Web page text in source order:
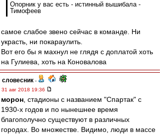
Опорник у вас есть - истинный вышибала -
Тимофеев
самое слабое звено сейчас в команде. Ни
украсть, ни покараулить.
Вот его бы я махнул не глядя с доплатой хоть
на Гулиева, хоть на Коновалова
словесник -
31 авг 2018 19:36
морон , стадионы с названием "Спартак" с
1930-х годов и по нынешнее время
благополучно существуют в различных
городах. Во множестве. Видимо, люди в массе